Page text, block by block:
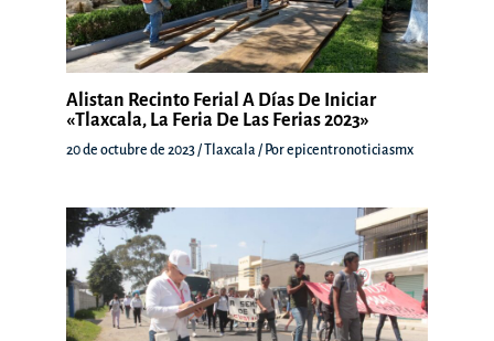
Alistan Recinto Ferial A Días De Iniciar
«Tlaxcala, La Feria De Las Ferias 2023»
20 de octubre de 2023 /Tlaxcala / Porepicentronoticiasmx